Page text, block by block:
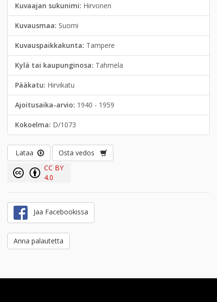
Kuvaajan sukunimi: Hirvonen
Kuvausmaa: Suomi
Kuvauspaikkakunta: Tampere
Kylä tai kaupunginosa: Tahmela
Pääkatu: Hirvikatu
Ajoitusaika-arvio: 1940 - 1959
Kokoelma: D/1073
Lataa
Osta vedos
CC BY
4.0
Jaa Facebookissa
Anna palautetta